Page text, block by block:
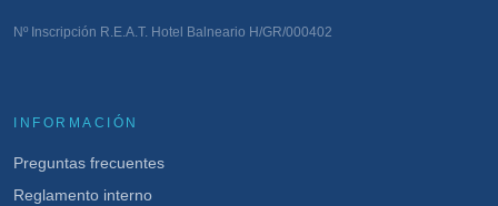
Nº Inscripción R.E.A.T. Hotel Balneario H/GR/000402
INFORMACIÓN
Preguntas frecuentes
Reglamento interno